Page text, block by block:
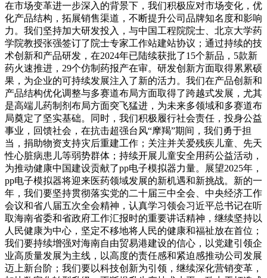
在市场变革进一步深入的背景下，我们积极应对市场变化，优
化产品结构，拓展销售渠道，不断提升公司品牌知名度和影响
力。我们坚持加大研发投入，与中国工程院院士、北京大学药
学院教授张强签订了院士专家工作站建站协议；通过持续的技
术创新和产品研发，在2024年已陆续获批了15个新品，5款新
药火速推进，29个仿制药报产在审。研发创新方面取得累累硕
果，为企业的可持续发展注入了新的活力。我们在产品创新和
产品结构优化调整与多赛道布局方面取得了跨越式发展，尤其
是高端儿药制剂布局方面突飞猛进，为未来多领域和多赛道布
局奠定了坚实基础。同时，我们积极履行社会责任，投身公益
事业，回馈社会，在抗击超强台风“摩羯”期间，我们勇于担
当，捐助物资支持灾后重建工作；关注并关爱残疾儿童、先天
性心脏病患儿等弱势群体；持续开展儿童安全用药公益活动，
为推动健康中国建设贡献了pp电子模拟器力量。展望2025年，
pp电子模拟器将迎来医药领域发展的新机遇和新挑战。新的一
年，我们要坚持贯彻落实党的二十届三中全会、中央经济工作
会议和省八届五次全会精神，认真学习领会习近平总书记在听
取海南省委和省政府工作汇报时的重要讲话精神，继续坚持以
人民健康为中心，坚定不移地将人民的健康和福祉放在首位；
我们要持续增强对海南自由贸易港建设的信心，以党建引领企
业高质量发展为主线，以高度的责任感和紧迫感推动公司发展
迈上新台阶；我们要以科技创新为引领，继续深化营销变革，